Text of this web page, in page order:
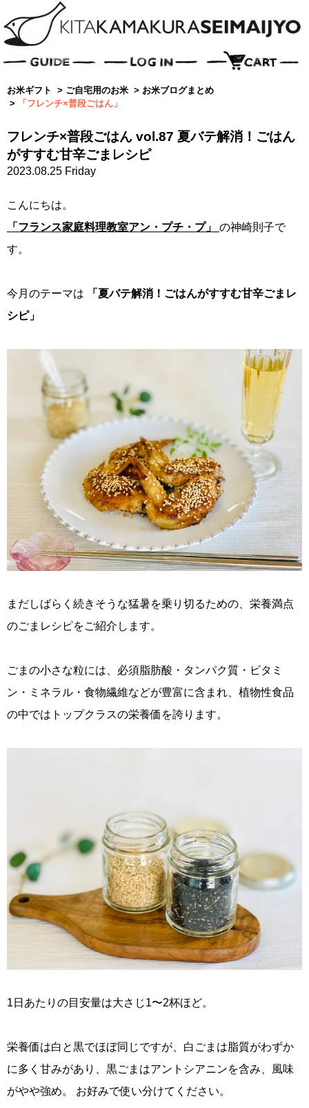
お米ギフト > ご自宅用のお米 > お米ブログまとめ
>
「フレンチ×普段ごはん」
フレンチ×普段ごはん vol.87 夏バテ解消！ごはん
がすすむ甘辛ごまレシピ
2023.08.25 Friday
こんにちは。
「フランス家庭料理教室アン・プチ・プ」 の神崎則子で
す。
今月のテーマは
「夏バテ解消！ごはんがすすむ甘辛ごまレ
シピ」
まだしばらく続きそうな猛暑を乗り切るための、栄養満点
のごまレシピをご紹介します。
ごまの小さな粒には、必須脂肪酸・タンパク質・ビタミ
ン・ミネラル・食物繊維などが豊富に含まれ、植物性食品
の中ではトップクラスの栄養価を誇ります。
1日あたりの目安量は大さじ1〜2杯ほど。
栄養価は白と黒でほぼ同じですが、白ごまは脂質がわずか
に多く甘みがあり、黒ごまはアントシアニンを含み、風味
がやや強め。 お好みで使い分けてください。